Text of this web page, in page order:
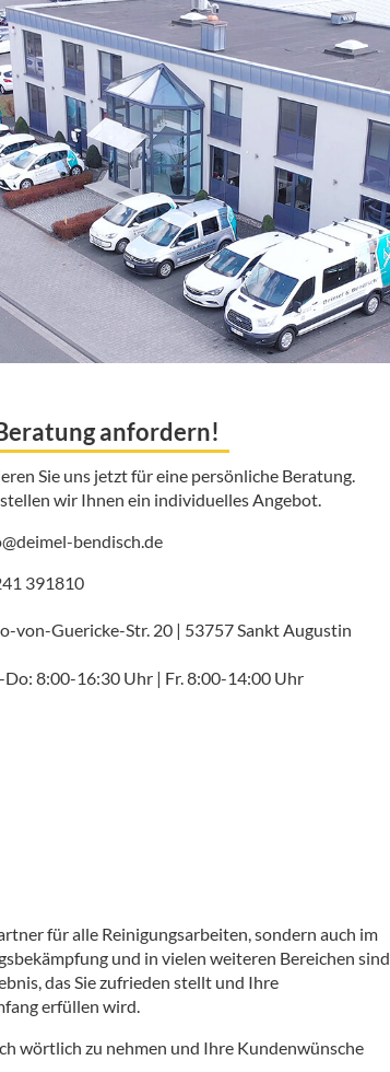
anfordern!
Sie uns jetzt für eine persönliche Beratung.
wir Ihnen ein individuelles Angebot.
bendisch.de
391810
von-Guericke-Str. 20 | 53757 Sankt Augustin
8:00-16:30 Uhr | Fr. 8:00-14:00 Uhr
für alle Reinigungsarbeiten, sondern auch im
und in vielen weiteren Bereichen sind
das Sie zufrieden stellt und Ihre
erfüllen wird.
wörtlich zu nehmen und Ihre Kundenwünsche